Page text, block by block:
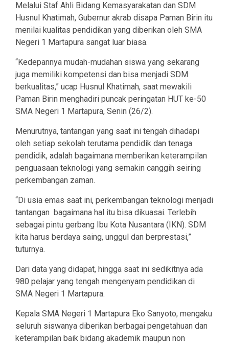
Melalui Staf Ahli Bidang Kemasyarakatan dan SDM
Husnul Khatimah, Gubernur akrab disapa Paman Birin itu
menilai kualitas pendidikan yang diberikan oleh SMA
Negeri 1 Martapura sangat luar biasa.
“Kedepannya mudah-mudahan siswa yang sekarang
juga memiliki kompetensi dan bisa menjadi SDM
berkualitas,” ucap Husnul Khatimah, saat mewakili
Paman Birin menghadiri puncak peringatan HUT ke-50
SMA Negeri 1 Martapura, Senin (26/2).
Menurutnya, tantangan yang saat ini tengah dihadapi
oleh setiap sekolah terutama pendidik dan tenaga
pendidik, adalah bagaimana memberikan keterampilan
penguasaan teknologi yang semakin canggih seiring
perkembangan zaman.
“Di usia emas saat ini, perkembangan teknologi menjadi
tantangan bagaimana hal itu bisa dikuasai. Terlebih
sebagai pintu gerbang Ibu Kota Nusantara (IKN). SDM
kita harus berdaya saing, unggul dan berprestasi,”
tuturnya.
Dari data yang didapat, hingga saat ini sedikitnya ada
980 pelajar yang tengah mengenyam pendidikan di
SMA Negeri 1 Martapura.
Kepala SMA Negeri 1 Martapura Eko Sanyoto, mengaku
seluruh siswanya diberikan berbagai pengetahuan dan
keterampilan baik bidang akademik maupun non